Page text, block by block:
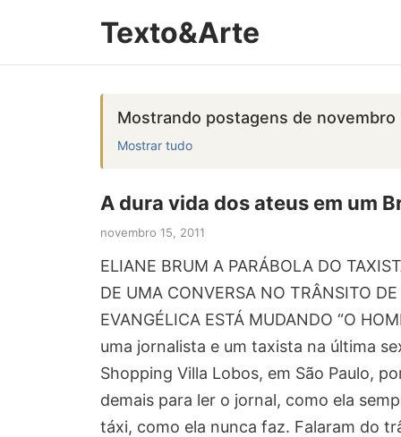
Texto&Arte
Mostrando postagens de novembro
Mostrar tudo
A dura vida dos ateus em um
novembro 15, 2011
ELIANE BRUM A PARÁBOLA DO
DE UMA CONVERSA NO TRÂNSITO
EVANGÉLICA ESTÁ MUDANDO “O
uma jornalista e um taxista na última
Shopping Villa Lobos, em São Paulo,
demais para ler o jornal, como ela
táxi, como ela nunca faz. Falaram do